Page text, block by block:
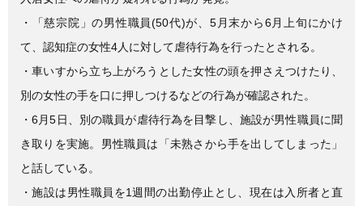
o
o
k
・「慈宗院」の男性職員(50代)が、5月末から6月上旬にかけ
て、認知症の女性4人に対して虐待行為を行ったとされる。
・車いすから立ち上がろうとした女性の頭を押さえつけたり、
別の女性の手を口に押しつけるなどの行為が確認された。
・6月5日、別の職員が虐待行為を目撃し、施設が男性職員に聞
き取りを実施。男性職員は「未熟さから手を出してしまった」
と話している。
・施設は男性職員を1週間の出勤停止とし、現在は入所者と直